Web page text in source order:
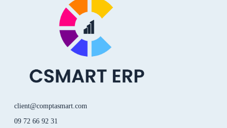
n
client@comptasmart.com
09 72 66 92 31